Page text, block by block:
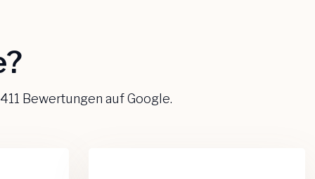
Bewertungen auf Google.